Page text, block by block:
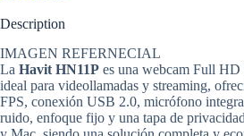
Description
IMAGEN REFERNECIAL
La Havit HN11P es una webcam Full HD
ideal para videollamadas y streaming,
FPS, conexión USB 2.0, micrófono
ruido, enfoque fijo y una tapa de